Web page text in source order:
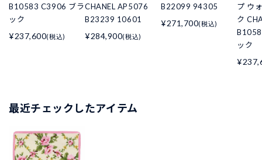
B10583 C3906 ブラ
ック
¥237,600(税込)
CHANEL AP5076
B23239 10601
¥284,900(税込)
B22099 94305
¥271,700(税込)
プ ウ
ク
ック
最近チェックしたアイテム